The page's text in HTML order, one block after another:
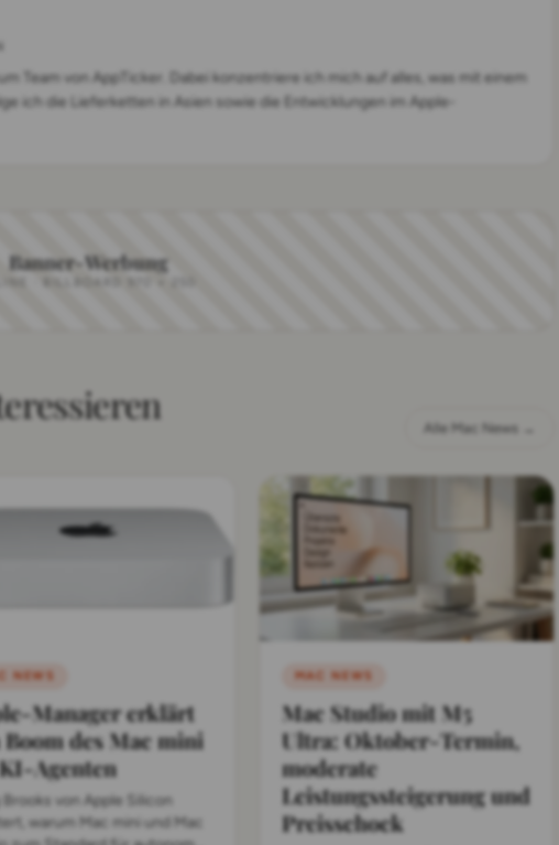
Team von AppTicker. Dabei konzentriere ich mich auf alles, was mit einem
ich die Lieferketten in Asien sowie die Entwicklungen im Apple-
Banner-Werbung
Alle Mac News →
NEWS
Manager erklärt
Boom des Mac mini
Agenten
Brooks von Apple Silicon
warum Mac mini und Mac
MAC NEWS
Mac Studio mit M5
Ultra: Oktober-Termin,
moderate
Leistungssteigerung und
Preisschock